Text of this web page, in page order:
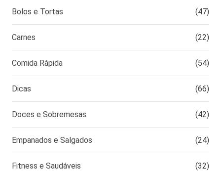
Bolos e Tortas (47)
Carnes (22)
Comida Rápida (54)
Dicas (66)
Doces e Sobremesas (42)
Empanados e Salgados (24)
Fitness e Saudáveis (32)